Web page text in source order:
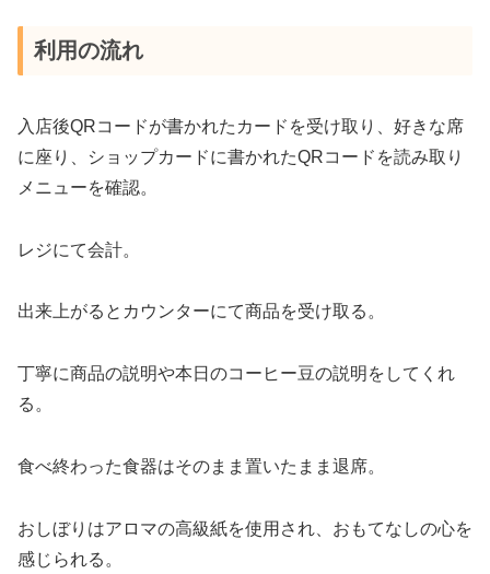
利用の流れ
入店後QRコードが書かれたカードを受け取り、好きな席
に座り、ショップカードに書かれたQRコードを読み取り
メニューを確認。
レジにて会計。
出来上がるとカウンターにて商品を受け取る。
丁寧に商品の説明や本日のコーヒー豆の説明をしてくれ
る。
食べ終わった食器はそのまま置いたまま退席。
おしぼりはアロマの高級紙を使用され、おもてなしの心を
感じられる。